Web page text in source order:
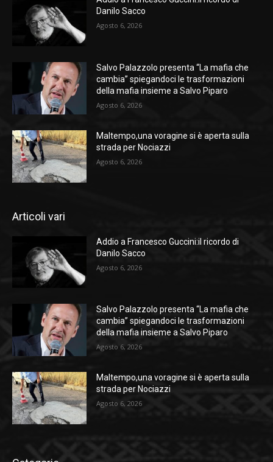
Danilo Sacco
Agosto 6, 2026
Salvo Palazzolo presenta “La mafia che
cambia” spiegandoci le trasformazioni
della mafia insieme a Salvo Piparo
Agosto 6, 2026
Maltempo,una voragine si è aperta sulla
strada per Nociazzi
Agosto 6, 2026
Articoli vari
Addio a Francesco Guccini:il ricordo di
Danilo Sacco
Agosto 6, 2026
Salvo Palazzolo presenta “La mafia che
cambia” spiegandoci le trasformazioni
della mafia insieme a Salvo Piparo
Agosto 6, 2026
Maltempo,una voragine si è aperta sulla
strada per Nociazzi
Agosto 6, 2026